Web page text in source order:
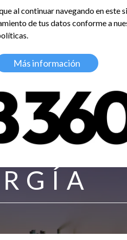
al continuar navegando en este
de tus datos conforme a
Más información